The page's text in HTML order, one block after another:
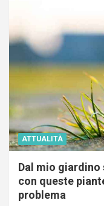
ATTUALITÀ
Dal mio giardino
con queste
problema